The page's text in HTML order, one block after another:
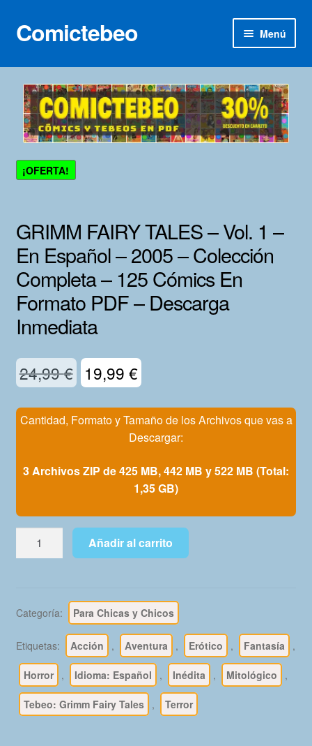
Ir
a
Ir
al
Comictebeo Menú
Inicio
Categorías
Franco-Belga
Inédita
Adultos
Porno 3D
Mi Cuenta
¡OFERTA!
GRIMM FAIRY TALES – Vol. 1 –
En Español – 2005 – Colección
Completa – 125 Cómics En
Formato PDF – Descarga
Inmediata
24,99€ El
original
24,99 €.
19,99 €
actual
es:
19,99 €.
Cantidad, Formato y Tamaño de los Archivos que vas a
Descargar:
3 Archivos ZIP de 425 MB, 442 MB y 522 MB (Total:
1,35 GB)
GRIMM
Vol.
-
Español
2005
Añadir al carrito
Categoría: Para Chicas y Chicos
Etiquetas: Acción , Aventura , Erótico , Fantasía ,
Horror , Idioma: Español , Inédita , Mitológico ,
Tebeo: Grimm Fairy Tales , Terror